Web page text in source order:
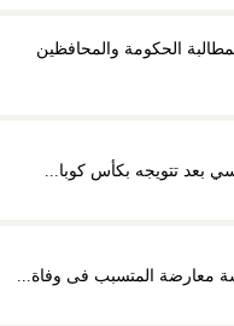
الحكومة والمحافظين
بعد تتويجه بكأس كوبا...
معارضة المتسبب فى وفاة...